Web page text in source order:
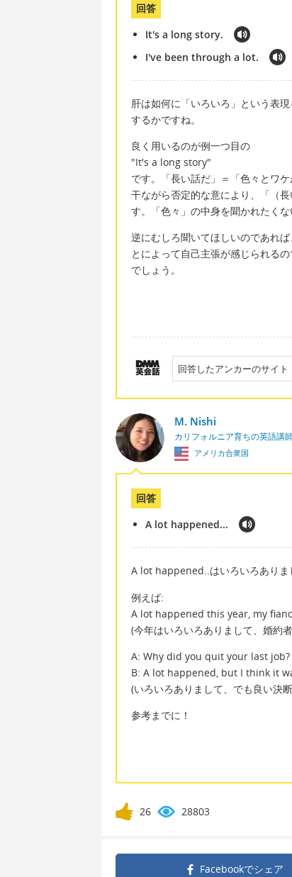
回答
It's a long story.
I've been through a lot.
肝は如何に「いろいろ」という表
するかですね。
良く用いるのが例一つ目の
"It's a long story"
です。「長い話だ」＝「色々とワ
干ながら否定的な意により、「（
す。「色々」の中身を聞かれたくな
逆にむしろ聞いてほしいのであれ
とによって自己主張が感じられる
でしょう。
回答したアンカーのサイト
M. Nishi
カリフォルニア育ちの英語講
アメリカ合衆国
回答
A lot happened...
A lot happened..はいろいろありま
例えば:
A lot happened this year, my
(今年はいろいろありまして、婚約
A: Why did you quit your last job?
B: A lot happened, but I think it
(いろいろありまして、でも良い決
参考までに！
26 28803
Facebookでシェア